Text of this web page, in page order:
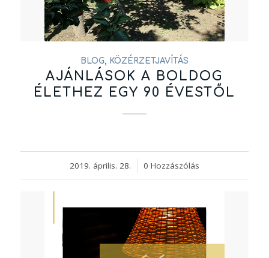
BLOG, KÖZÉRZETJAVÍTÁS
AJÁNLÁSOK A BOLDOG
ÉLETHEZ EGY 90 ÉVESTŐL
2019. április. 28.
/ 0 Hozzászólás